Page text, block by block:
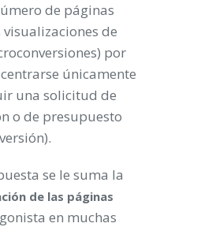
de páginas
visualizaciones de
por
únicamente
una solicitud de
o de presupuesto
se le suma la
de las páginas
en muchas